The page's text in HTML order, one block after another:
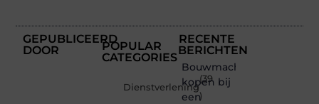
GEPUBLICEERD
DOOR
POPULAR
CATEGORIES
Dienstverlening
(39
)
RECENTE
BERICHTEN
Bouwmachines
kopen bij
een